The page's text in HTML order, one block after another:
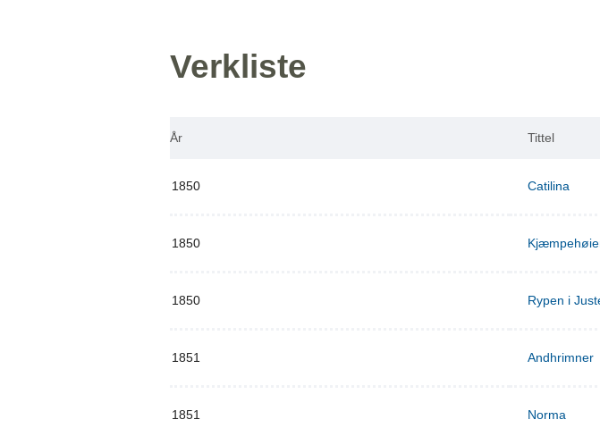
Verkliste
År Tittel
1850 Catilina
1850
1850 Rypen i
1851 Andhrimner
1851 Norma